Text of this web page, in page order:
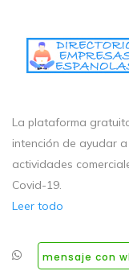
La plataforma
intención de ayudar
actividades
Covid-19.
Leer todo
mensaje con